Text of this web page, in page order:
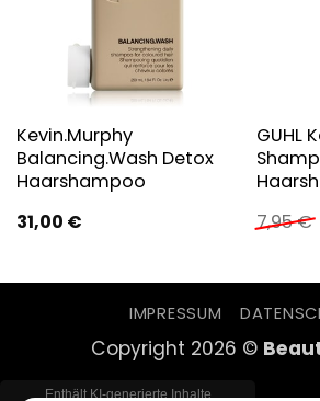
Kevin.Murphy
Balancing.Wash Detox
Haarshampoo
31,00 €
GUHL
7,95€
IMPRESSUM
Copyright 2026 ©